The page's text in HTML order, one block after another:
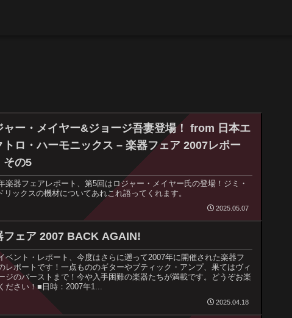
ャー・メイヤー&ジョージ吾妻登場！ from 日本エ
トロ・ハーモニックス – 楽器フェア 2007レポー
その5
楽器フェアレポート、第5回はロジャー・メイヤー氏の登場！ジミ・
リックスの機材についてあれこれ語ってくれます。
2025.05.07
フェア 2007 BACK AGAIN!
ベント・レポート、今度はさらに遡って2007年に開催された楽器フ
レポートです！一点もののギターやブティック・アンプ、果てはヴィ
ジのバーストまで！今や入手困難の楽器たちが満載です。どうぞお楽
ださい！■日時：2007年1...
2025.04.18